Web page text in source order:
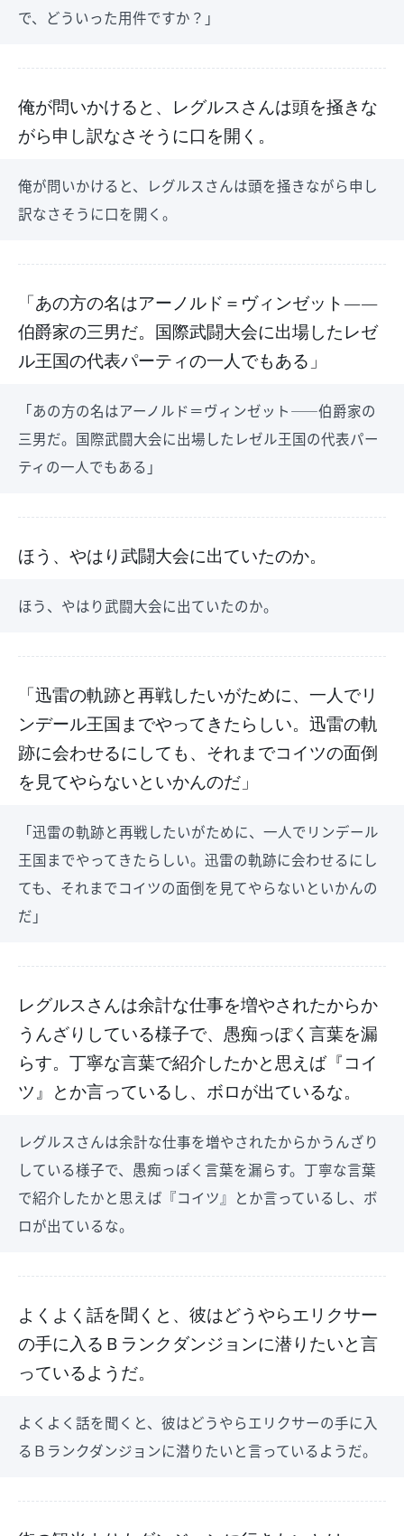
で、どういった用件ですか？」
俺が問いかけると、レグルスさんは頭を掻きな
がら申し訳なさそうに口を開く。
俺が問いかけると、レグルスさんは頭を掻きながら申し
訳なさそうに口を開く。
「あの方の名はアーノルド＝ヴィンゼット――
伯爵家の三男だ。国際武闘大会に出場したレゼ
ル王国の代表パーティの一人でもある」
「あの方の名はアーノルド＝ヴィンゼット――伯爵家の
三男だ。国際武闘大会に出場したレゼル王国の代表パー
ティの一人でもある」
ほう、やはり武闘大会に出ていたのか。
ほう、やはり武闘大会に出ていたのか。
「迅雷の軌跡と再戦したいがために、一人でリ
ンデール王国までやってきたらしい。迅雷の軌
跡に会わせるにしても、それまでコイツの面倒
を見てやらないといかんのだ」
「迅雷の軌跡と再戦したいがために、一人でリンデール
王国までやってきたらしい。迅雷の軌跡に会わせるにし
ても、それまでコイツの面倒を見てやらないといかんの
だ」
レグルスさんは余計な仕事を増やされたからか
うんざりしている様子で、愚痴っぽく言葉を漏
らす。丁寧な言葉で紹介したかと思えば『コイ
ツ』とか言っているし、ボロが出ているな。
レグルスさんは余計な仕事を増やされたからかうんざり
している様子で、愚痴っぽく言葉を漏らす。丁寧な言葉
で紹介したかと思えば『コイツ』とか言っているし、ボ
ロが出ているな。
よくよく話を聞くと、彼はどうやらエリクサー
の手に入るＢランクダンジョンに潜りたいと言
っているようだ。
よくよく話を聞くと、彼はどうやらエリクサーの手に入
るＢランクダンジョンに潜りたいと言っているようだ。